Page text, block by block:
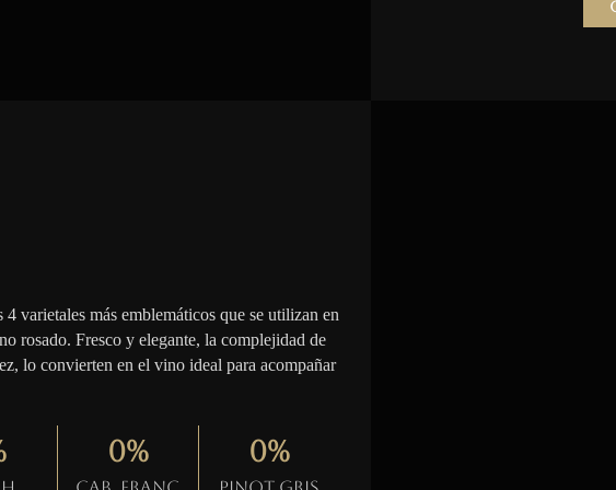
varietales más emblemáticos que se utilizan en
rosado. Fresco y elegante, la complejidad de
lo convierten en el vino ideal para acompañar
0% 0%